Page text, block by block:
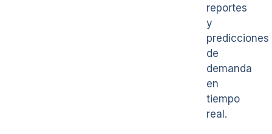
reportes
y
predicciones
de
demanda
en
tiempo
real.